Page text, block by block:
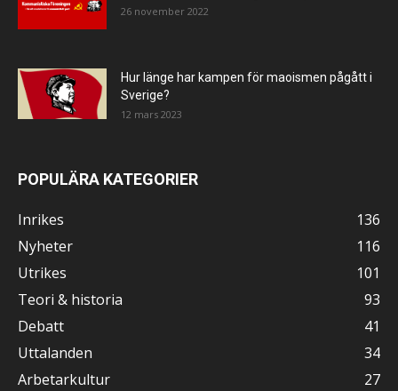
26 november 2022
Hur länge har kampen för maoismen pågått i
Sverige?
12 mars 2023
POPULÄRA KATEGORIER
Inrikes
136
Nyheter
116
Utrikes
101
Teori & historia
93
Debatt
41
Uttalanden
34
Arbetarkultur
27